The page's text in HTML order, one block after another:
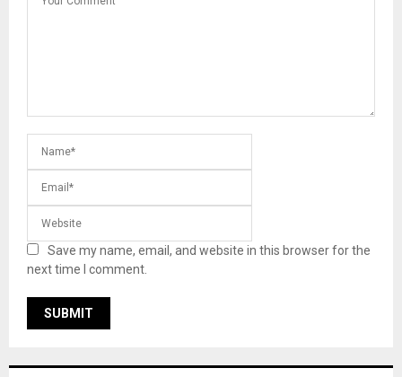
Save my name, email, and website in this browser for the
next time I comment.